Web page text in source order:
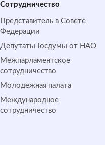
Сотрудничество
Представитель в Совете
Федерации
Депутаты Госдумы от НАО
Межпарламентское
сотрудничество
Молодежная палата
Международное
сотрудничество